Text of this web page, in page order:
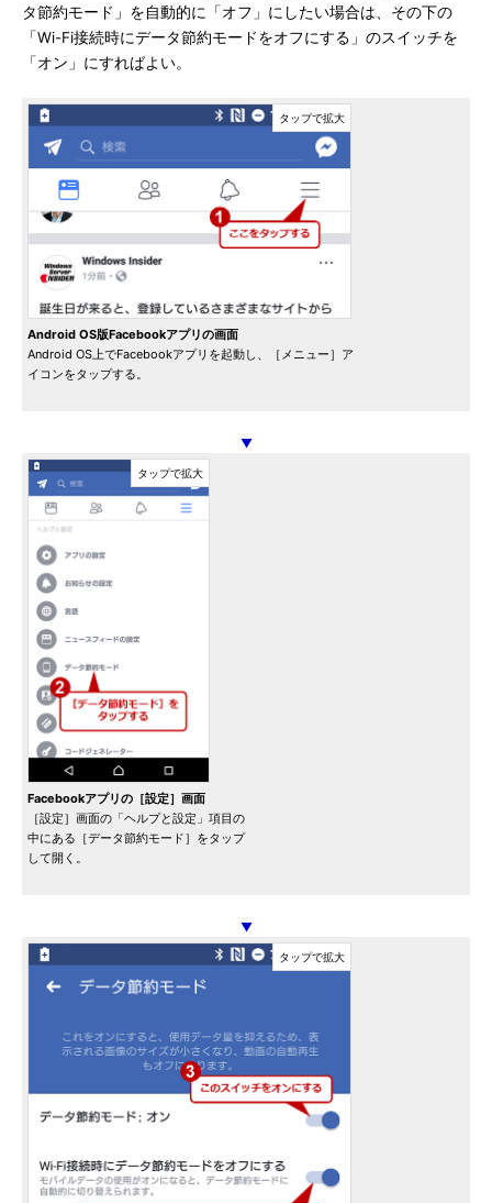
タ節約モード」を自動的に「オフ」にしたい場合は、その下の
「Wi-Fi接続時にデータ節約モードをオフにする」のスイッチを
「オン」にすればよい。
Android OS版Facebookアプリの画面
Android OS上でFacebookアプリを起動し、［メニュー］ア
イコンをタップする。
▼
Facebookアプリの［設定］画面
［設定］画面の「ヘルプと設定」項目の
中にある［データ節約モード］をタップ
して開く。
▼